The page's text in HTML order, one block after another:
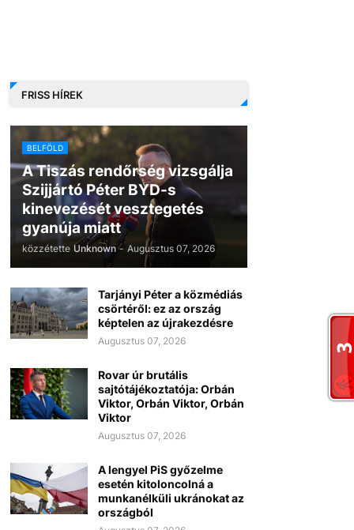
FRISS HÍREK
BELFÖLD
A Tiszás rendőrség vizsgálja
Szijjártó Péter BYD-s
kinevezését vesztegetés
gyanúja miatt
közzétette Unknown - Augusztus 07, 2026
Tarjányi Péter a közmédiás
csörtéről: ez az ország
képtelen az újrakezdésre
Augusztus 07, 2026
Rovar úr brutális
sajtótájékoztatója: Orbán
Viktor, Orbán Viktor, Orbán
Viktor
Augusztus 07, 2026
A lengyel PiS győzelme
esetén kitoloncolná a
munkanélküli ukránokat az
országból